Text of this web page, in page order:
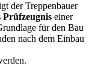
der Treppenbauer
Prüfzeugnis einer
für den Bau
nach dem Einbau